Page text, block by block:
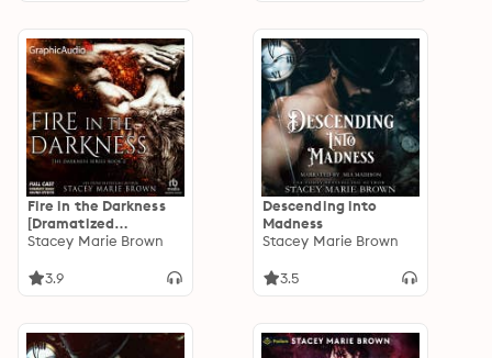
Fire in the Darkness
[Dramatized
Adaptation]:
Stacey Marie Brown
3.9
Descending into
Madness
Stacey Marie Brown
3.5